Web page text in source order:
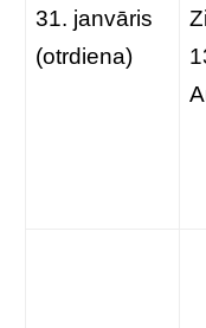
31. janvāris
(otrdiena)